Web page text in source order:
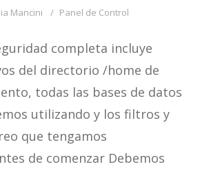
Mancini Panel de Control
completa incluye
del directorio /home de
todas las bases de datos
utilizando y los filtros y
que tengamos
de comenzar Debemos